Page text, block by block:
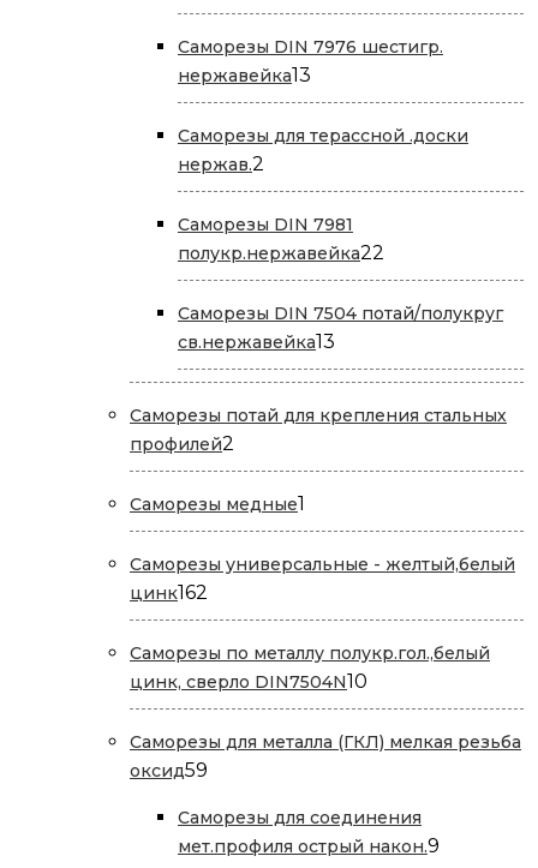
товара
Саморезы DIN 7976 шестигр.
нержавейка13
товаров
Саморезы для терассной .доски
нержав.2
товара
Саморезы DIN 7981
полукр.нержавейка22
товара
Саморезы DIN 7504 потай/полукруг
св.нержавейка13
товаров
Саморезы потай для крепления стальных
профилей2
товара
Саморезы медные1
товар
Саморезы универсальные - желтый,белый
цинк162
товара
Саморезы по металлу полукр.гол.,белый
цинк, сверло DIN7504N10
товаров
Саморезы для металла (ГКЛ) мелкая резьба
оксид59
Саморезы для соединения
мет.профиля острый након.9